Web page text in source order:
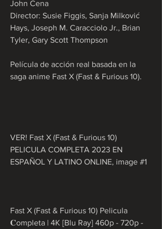
John Cena
Director: Susie Figgis, Sanja Milković
Hays, Joseph M. Caracciolo Jr., Brian
Tyler, Gary Scott Thompson
Película de acción real basada en la
saga anime Fast X (Fast & Furious 10).
VER! Fast X (Fast & Furious 10)
PELICULA COMPLETA 2023 EN
ESPAÑOL Y LATINO ONLINE, image #1
Fast X (Fast & Furious 10) Pelicula
𝐂ompleta | 4K [Blu Ray] 460p - 720p -